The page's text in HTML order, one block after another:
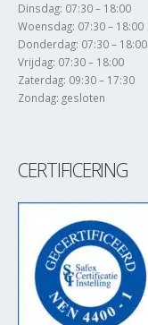
Dinsdag: 07:30 – 18:00
Woensdag: 07:30 – 18:00
Donderdag: 07:30 – 18:00
Vrijdag: 07:30 – 18:00
Zaterdag: 09:30 – 17:30
Zondag: gesloten
CERTIFICERING